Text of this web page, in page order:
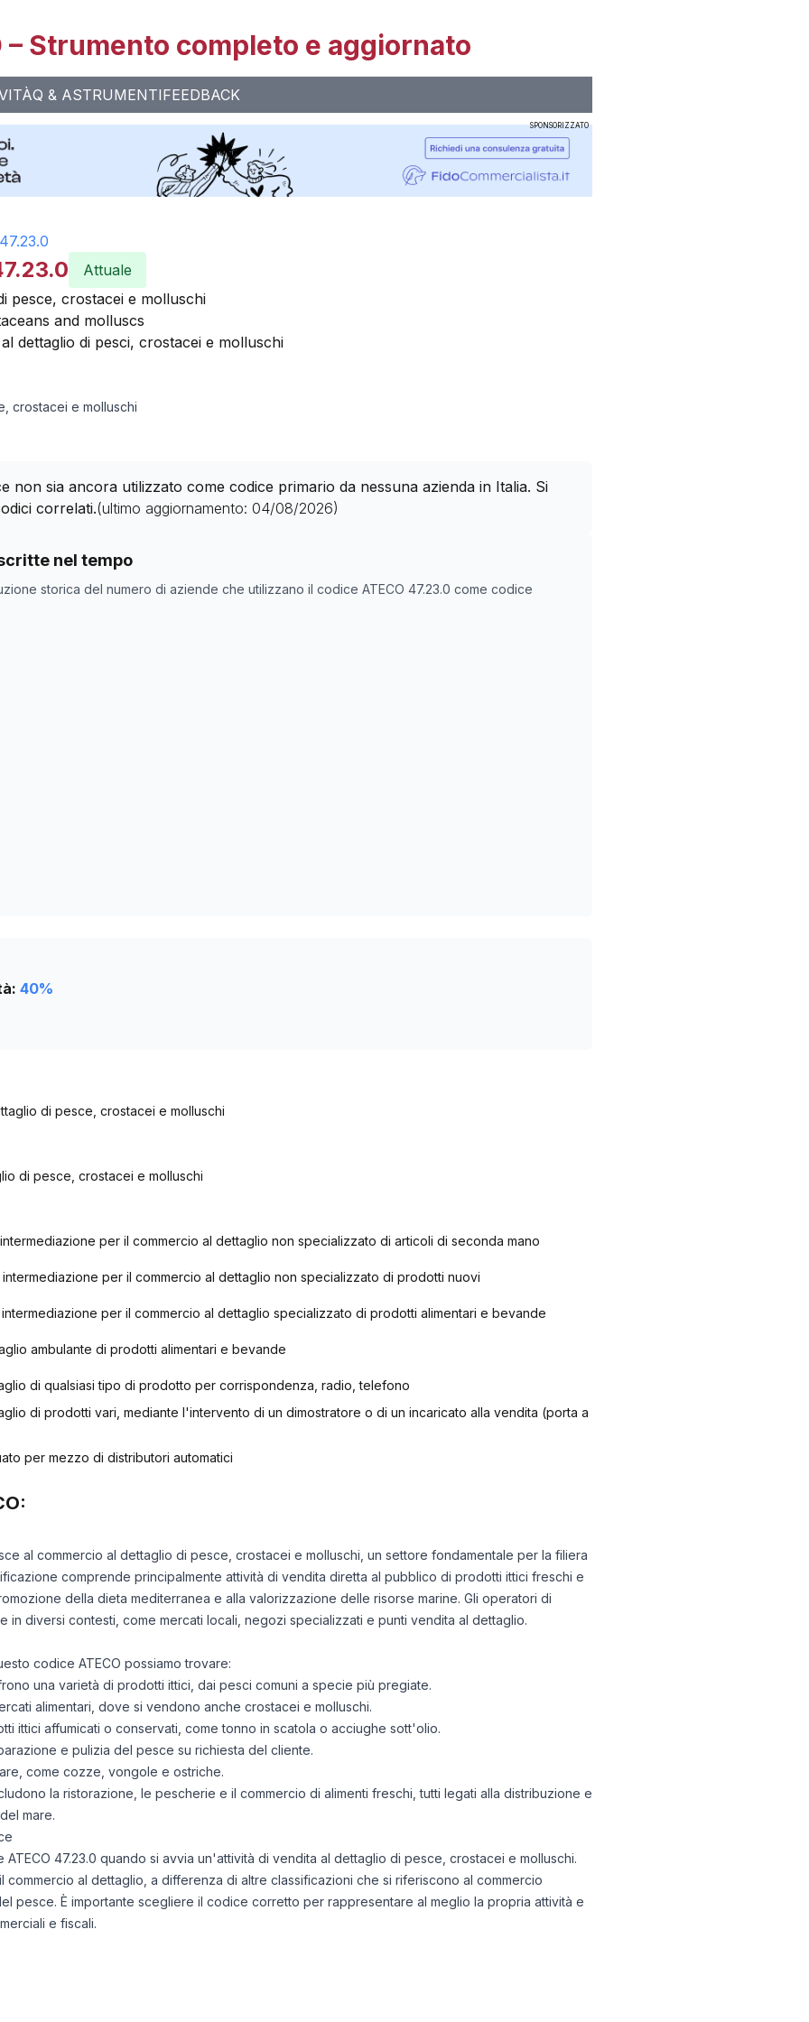
– Strumento completo e aggiornato
Q & ASTRUMENTIFEEDBACK
SPONSORIZZATO
47.23.0
Attuale
pesce, crostacei e molluschi
and molluscs
dettaglio di pesci, crostacei e molluschi
crostacei e molluschi
non sia ancora utilizzato come codice primario da nessuna azienda in Italia. Si
correlati.(ultimo aggiornamento: 04/08/2026)
nel tempo
storica del numero di aziende che utilizzano il codice ATECO 47.23.0 come codice
con codice ATECO
Numero aziende
40%
di pesce, crostacei e molluschi
di pesce, crostacei e molluschi
per il commercio al dettaglio non specializzato di articoli di seconda mano
per il commercio al dettaglio non specializzato di prodotti nuovi
per il commercio al dettaglio specializzato di prodotti alimentari e bevande
ambulante di prodotti alimentari e bevande
di qualsiasi tipo di prodotto per corrispondenza, radio, telefono
di prodotti vari, mediante l'intervento di un dimostratore o di un incaricato alla vendita (porta a
per mezzo di distributori automatici
al commercio al dettaglio di pesce, crostacei e molluschi, un settore fondamentale per la filiera
comprende principalmente attività di vendita diretta al pubblico di prodotti ittici freschi e
della dieta mediterranea e alla valorizzazione delle risorse marine. Gli operatori di
in diversi contesti, come mercati locali, negozi specializzati e punti vendita al dettaglio.
codice ATECO possiamo trovare:
una varietà di prodotti ittici, dai pesci comuni a specie più pregiate.
alimentari, dove si vendono anche crostacei e molluschi.
ittici affumicati o conservati, come tonno in scatola o acciughe sott'olio.
e pulizia del pesce su richiesta del cliente.
come cozze, vongole e ostriche.
la ristorazione, le pescherie e il commercio di alimenti freschi, tutti legati alla distribuzione e
mare.
47.23.0 quando si avvia un'attività di vendita al dettaglio di pesce, crostacei e molluschi.
al dettaglio, a differenza di altre classificazioni che si riferiscono al commercio
pesce. È importante scegliere il codice corretto per rappresentare al meglio la propria attività e
e fiscali.